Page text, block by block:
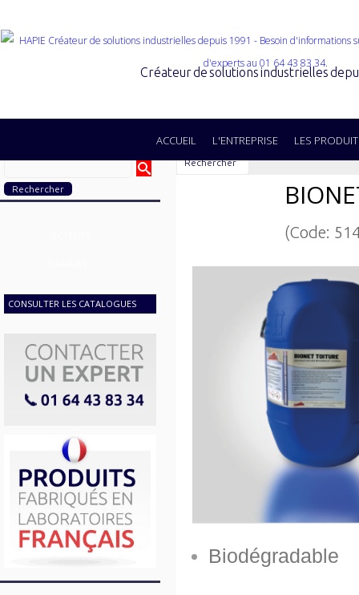
Créateur de solutions industrielles
ACCUEIL L'ENTREPRISE LES
CONSULTER LES CATALOGUES
Rechercher
(Code:
Biodégradable